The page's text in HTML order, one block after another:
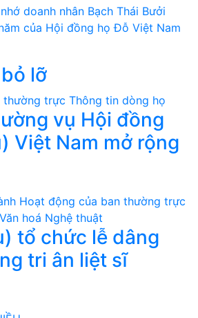
doanh nhân Bạch Thái Bưởi
của Hội đồng họ Đỗ Việt Nam
lỡ
thường trực Thông tin dòng họ
vụ Hội đồng
Việt Nam mở rộng
Hoạt động của ban thường trực
Văn hoá Nghệ thuật
tổ chức lễ dâng
tri ân liệt sĩ